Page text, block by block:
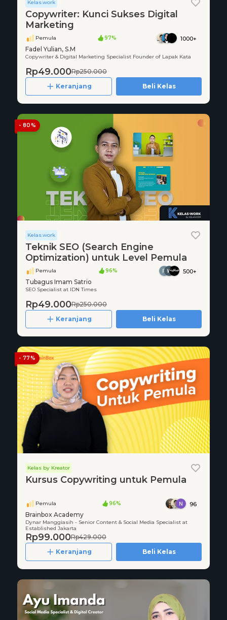
Kelas.work
Copywriter: Kunci Sukses Digital
Marketing
Pemula 97% 1000+
Fadel Yulian, S.M
Copywriter & Digital Marketing Specialist Founder of Lapak Kata
Rp49.000Rp250.000
Keranjang
Beli Kelas
- 80%
Kelas.work
Teknik SEO (Search Engine
Optimization) untuk Level Pemula
Pemula 96% 500+
Tubagus Imam Satrio
SEO Specialist at IDN Times
Rp49.000Rp250.000
Keranjang
Beli Kelas
- 77%
Kelas by Kreator
Kursus Copywriting untuk Pemula
Pemula 96% 96
Brainbox Academy
Dynar Manggiasih - Senior Content & Social Media Specialist at
Established Jakarta
Rp99.000Rp429.000
Keranjang
Beli Kelas